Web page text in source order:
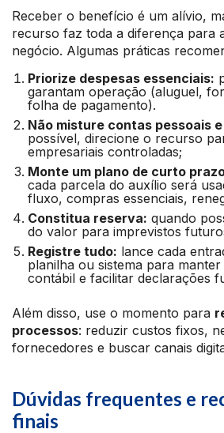
Receber o benefício é um alívio,
recurso faz toda a diferença para
negócio. Algumas práticas
Priorize despesas essenciais:
garantam operação (aluguel,
folha de pagamento).
Não misture contas pessoais
possível, direcione o recurso
empresariais controladas;
Monte um plano de curto
cada parcela do auxílio será
fluxo, compras essenciais,
Constitua reserva: quando
do valor para imprevistos
Registre tudo: lance cada
planilha ou sistema para manter
contábil e facilitar declarações
Além disso, use o momento para
processos: reduzir custos fixos,
fornecedores e buscar canais
Dúvidas frequentes e
finais